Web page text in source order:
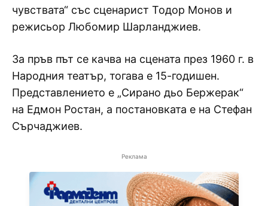
чувствата“ със сценарист Тодор Монов и
режисьор Любомир Шарланджиев.
За пръв път се качва на сцената през 1960 г. в
Народния театър, тогава е 15-годишен.
Представлението е „Сирано дьо Бержерак“
на Едмон Ростан, а постановката е на Стефан
Сърчаджиев.
Реклама